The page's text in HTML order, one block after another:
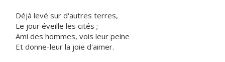
Déjà levé sur d'autres terres,
Le jour éveille les cités ;
Ami des hommes, vois leur peine
Et donne-leur la joie d'aimer.